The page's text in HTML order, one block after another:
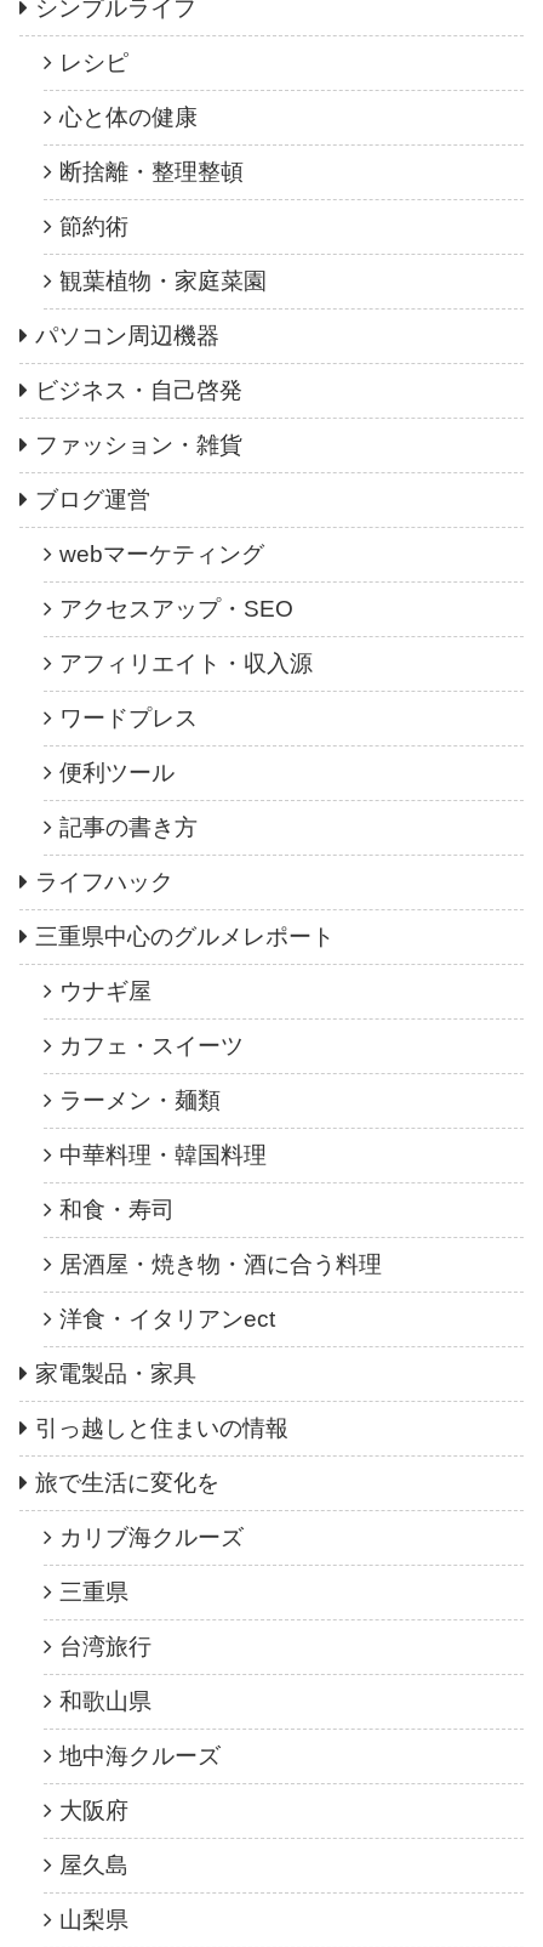
シンプルライフ
レシピ
心と体の健康
断捨離・整理整頓
節約術
観葉植物・家庭菜園
パソコン周辺機器
ビジネス・自己啓発
ファッション・雑貨
ブログ運営
webマーケティング
アクセスアップ・SEO
アフィリエイト・収入源
ワードプレス
便利ツール
記事の書き方
ライフハック
三重県中心のグルメレポート
ウナギ屋
カフェ・スイーツ
ラーメン・麺類
中華料理・韓国料理
和食・寿司
居酒屋・焼き物・酒に合う料理
洋食・イタリアンect
家電製品・家具
引っ越しと住まいの情報
旅で生活に変化を
カリブ海クルーズ
三重県
台湾旅行
和歌山県
地中海クルーズ
大阪府
屋久島
山梨県